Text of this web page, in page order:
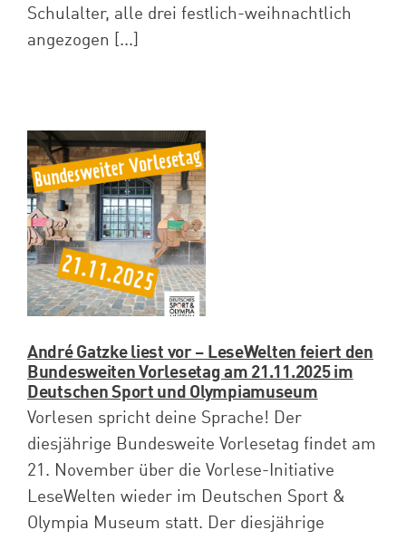
Schulalter, alle drei festlich-weihnachtlich
angezogen [...]
André Gatzke liest vor – LeseWelten feiert den
Bundesweiten Vorlesetag am 21.11.2025 im
Deutschen Sport und Olympiamuseum
Vorlesen spricht deine Sprache! Der
diesjährige Bundesweite Vorlesetag findet am
21. November über die Vorlese-Initiative
LeseWelten wieder im Deutschen Sport &
Olympia Museum statt. Der diesjährige